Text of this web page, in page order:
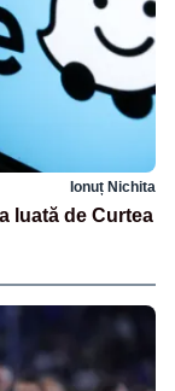
Ionuț Nichita
luată de Curtea